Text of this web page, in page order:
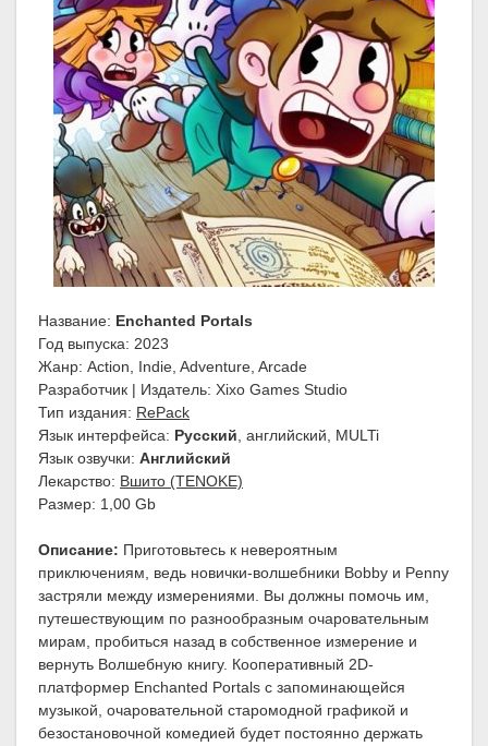
Название: Enchanted Portals
Год выпуска: 2023
Жанр: Action, Indie, Adventure, Arcade
Разработчик | Издатель: Xixo Games Studio
Тип издания: RePack
Язык интерфейса: Русский, английский, MULTi
Язык озвучки: Английский
Лекарство: Вшито (TENOKE)
Размер: 1,00 Gb
Описание: Приготовьтесь к невероятным
приключениям, ведь новички-волшебники Bobby и Penny
застряли между измерениями. Вы должны помочь им,
путешествующим по разнообразным очаровательным
мирам, пробиться назад в собственное измерение и
вернуть Волшебную книгу. Кооперативный 2D-
платформер Enchanted Portals с запоминающейся
музыкой, очаровательной старомодной графикой и
безостановочной комедией будет постоянно держать